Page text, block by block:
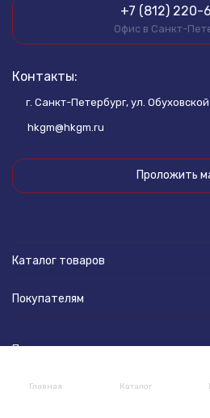
Главная Каталог
+7 (812) 220-
Офис в Санкт-
Контакты:
г. Санкт-Петербург, ул.
hkgm@hkgm.ru
Проложить
Каталог товаров
Покупателям
Политика персональных данных